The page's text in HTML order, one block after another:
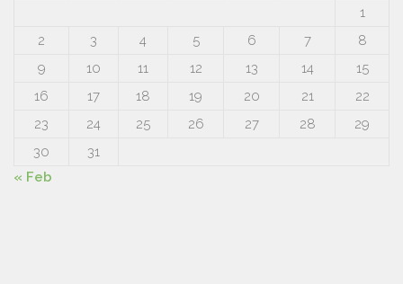
1
2
3 4 5 6 7
8
9
10 11 12 13 14
15
16
17 18 19 20 21
22
23
24 25 26 27 28
29
30
31
« Feb